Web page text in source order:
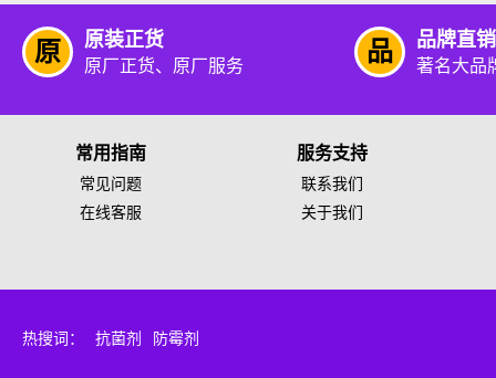
原 原装正货
原厂正货、原厂服务 品 品牌直销
著名大品
常用指南
常见问题
在线客服
服务支持
联系我们
关于我们
热搜词： 抗菌剂 防霉剂